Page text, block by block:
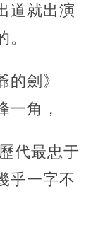
道就出演
劍》
一角，
代最忠于
乎一字不